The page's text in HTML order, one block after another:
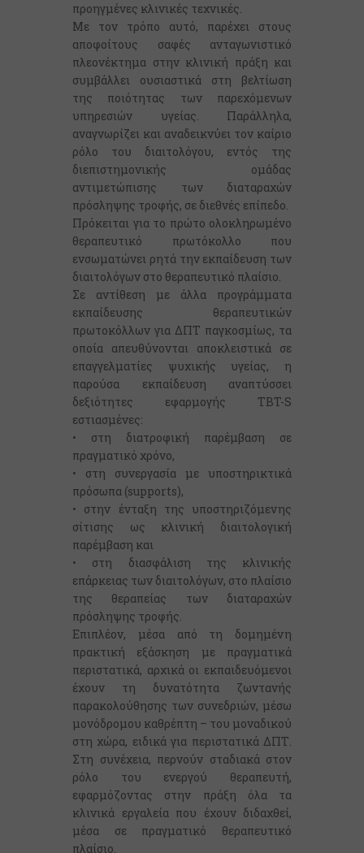
προηγμένες κλινικές τεχνικές.
Με τον τρόπο αυτό, παρέχει στους
αποφοίτους σαφές ανταγωνιστικό
πλεονέκτημα στην κλινική πράξη και
συμβάλλει ουσιαστικά στη βελτίωση
της ποιότητας των παρεχόμενων
υπηρεσιών υγείας. Παράλληλα,
αναγνωρίζει και αναδεικνύει τον καίριο
ρόλο του διαιτολόγου, εντός της
διεπιστημονικής ομάδας
αντιμετώπισης των διαταραχών
πρόσληψης τροφής, σε διεθνές επίπεδο.
Πρόκειται για το πρώτο ολοκληρωμένο
θεραπευτικό πρωτόκολλο που
ενσωματώνει ρητά την εκπαίδευση των
διαιτολόγων στο θεραπευτικό πλαίσιο.
Σε αντίθεση με άλλα προγράμματα
εκπαίδευσης θεραπευτικών
πρωτοκόλλων για ΔΠΤ παγκοσμίως, τα
οποία απευθύνονται αποκλειστικά σε
επαγγελματίες ψυχικής υγείας, η
παρούσα εκπαίδευση αναπτύσσει
δεξιότητες εφαρμογής TBT-S
εστιασμένες:
• στη διατροφική παρέμβαση σε
πραγματικό χρόνο,
• στη συνεργασία με υποστηρικτικά
πρόσωπα (supports),
• στην ένταξη της υποστηριζόμενης
σίτισης ως κλινική διαιτολογική
παρέμβαση και
• στη διασφάλιση της κλινικής
επάρκειας των διαιτολόγων, στο πλαίσιο
της θεραπείας των διαταραχών
πρόσληψης τροφής.
Επιπλέον, μέσα από τη δομημένη
πρακτική εξάσκηση με πραγματικά
περιστατικά, αρχικά οι εκπαιδευόμενοι
έχουν τη δυνατότητα ζωντανής
παρακολούθησης των συνεδριών, μέσω
μονόδρομου καθρέπτη – του μοναδικού
στη χώρα, ειδικά για περιστατικά ΔΠΤ.
Στη συνέχεια, περνούν σταδιακά στον
ρόλο του ενεργού θεραπευτή,
εφαρμόζοντας στην πράξη όλα τα
κλινικά εργαλεία που έχουν διδαχθεί,
μέσα σε πραγματικό θεραπευτικό
πλαίσιο.